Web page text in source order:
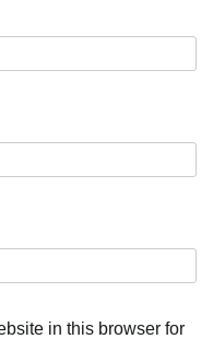
in this browser for